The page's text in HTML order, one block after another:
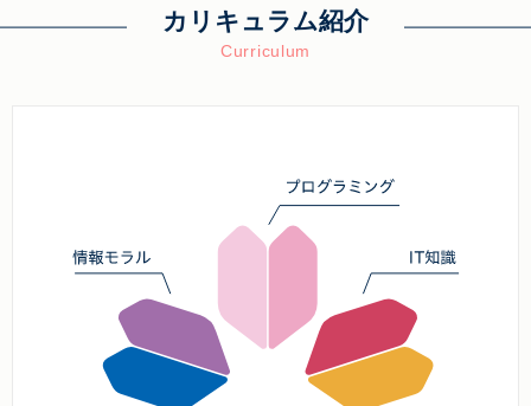
カリキュラム紹介
Curriculum